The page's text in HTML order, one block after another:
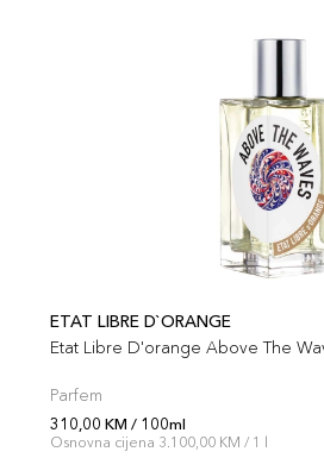
ETAT LIBRE D`ORANGE
Etat Libre D'orange Above The
Parfem
310,00 KM / 100ml
Osnovna cijena 3.100,00 KM / 1 l